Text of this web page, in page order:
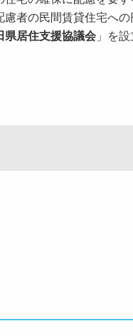
者の民間賃貸住宅へ
県居住支援協議会 」を